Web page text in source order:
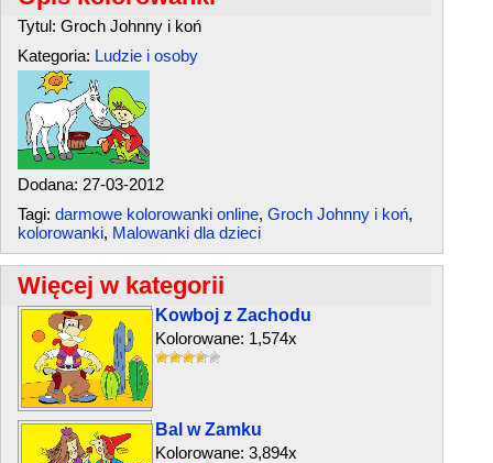
Tytul: Groch Johnny i koń
Kategoria: Ludzie i osoby
Dodana: 27-03-2012
Tagi: darmowe kolorowanki online, Groch Johnny i koń,
kolorowanki, Malowanki dla dzieci
Więcej w kategorii
Kowboj z Zachodu
Kolorowane: 1,574x
Bal w Zamku
Kolorowane: 3,894x